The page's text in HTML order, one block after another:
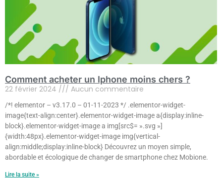
Comment acheter un Iphone moins chers ?
22 février 2024 Aucun commentaire
/*! elementor – v3.17.0 – 01-11-2023 */ .elementor-widget-
image{text-align:center}.elementor-widget-image a{display:inline-
block}.elementor-widget-image a img[src$= ».svg »]
{width:48px}.elementor-widget-image img{vertical-
align:middle;display:inline-block} Découvrez un moyen simple,
abordable et écologique de changer de smartphone chez Mobione.
Lire la suite »